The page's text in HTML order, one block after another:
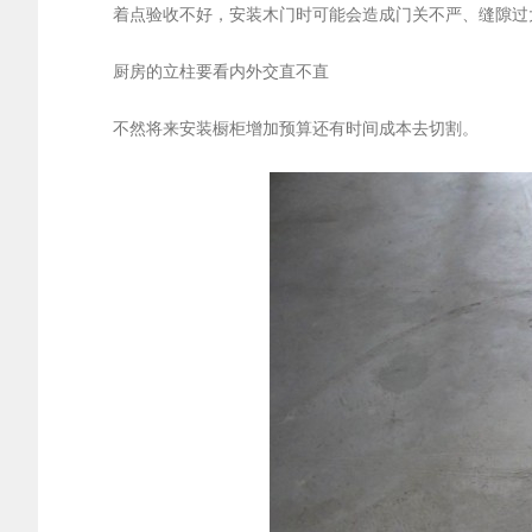
着点验收不好，安装木门时可能会造成门关不严、缝隙过
厨房的立柱要看内外交直不直
不然将来安装橱柜增加预算还有时间成本去切割。